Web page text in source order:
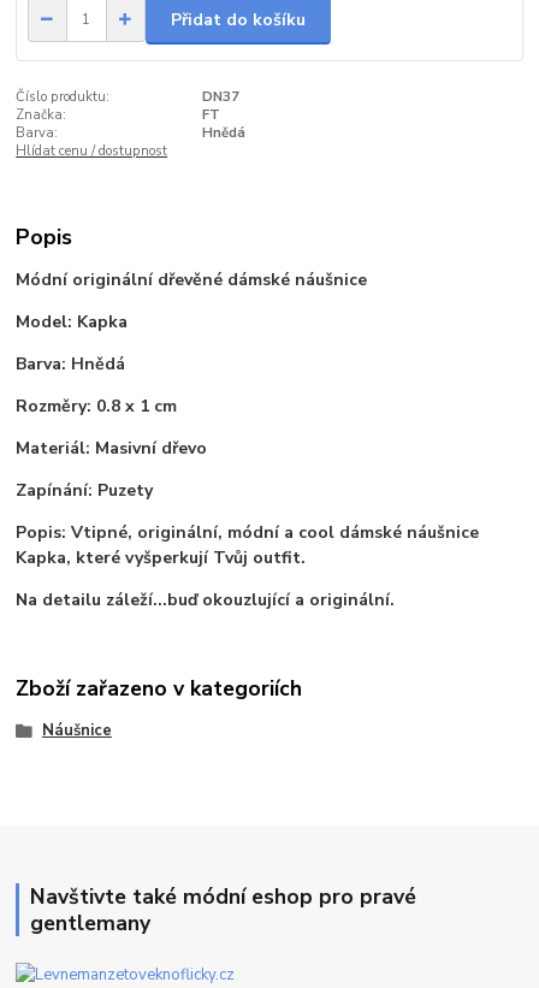
Přidat do košíku
Číslo produktu:
DN37
Značka:
FT
Barva:
Hnědá
Hlídat cenu / dostupnost
Popis
Módní originální dřevěné dámské náušnice
Model: Kapka
Barva: Hnědá
Rozměry: 0.8 x 1 cm
Materiál: Masivní dřevo
Zapínání: Puzety
Popis: Vtipné, originální, módní a cool dámské náušnice
Kapka, které vyšperkují Tvůj outfit.
Na detailu záleží...buď okouzlující a originální.
Zboží zařazeno v kategoriích
Náušnice
Navštivte také módní eshop pro pravé
gentlemany